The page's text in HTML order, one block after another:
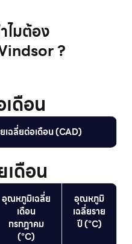
ไมต้อง
?
ดือน
เฉลี่ยต่อเดือน (CAD)
ดือน
อุณหภูมิเฉลี่ย
เดือน
กรกฎาคม
(°C)
อุณหภูมิ
เฉลี่ยราย
ปี (°C)